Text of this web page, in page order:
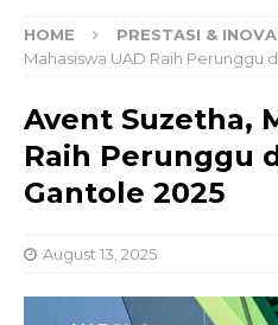
HOME PRESTASI &
Mahasiswa UAD Raih Perunggu
Avent Suzetha,
Raih Perunggu
Gantole 2025
August 13, 2025